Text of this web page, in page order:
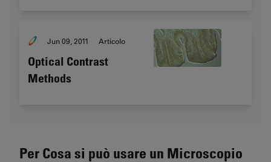
Jun 09, 2011 Articolo
Optical Contrast
Methods
Per Cosa si può usare un Microscopio